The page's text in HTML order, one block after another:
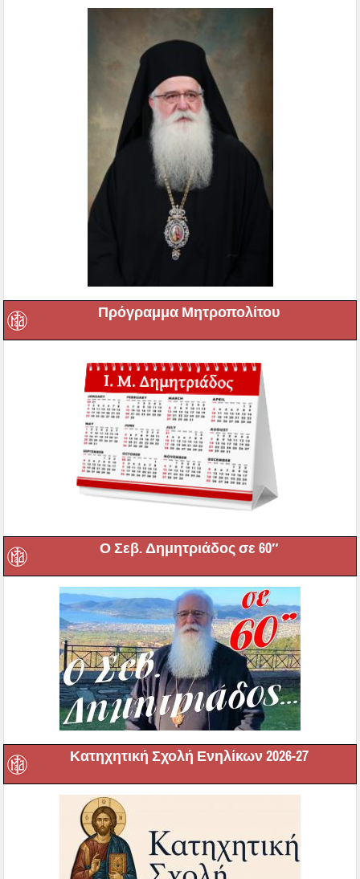
Πρόγραμμα Μητροπολίτου
Ο Σεβ. Δημητριάδος σε 60″
Κατηχητική Σχολή Ενηλίκων 2026-27